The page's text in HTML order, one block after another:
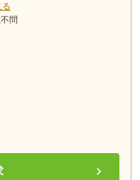
る
問